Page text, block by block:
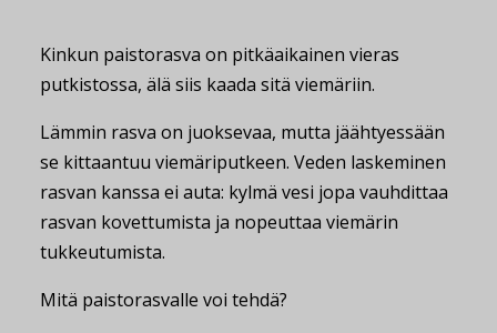
Kinkun paistorasva on pitkäaikainen vieras
putkistossa, älä siis kaada sitä viemäriin.
Lämmin rasva on juoksevaa, mutta jäähtyessään
se kittaantuu viemäriputkeen. Veden laskeminen
rasvan kanssa ei auta: kylmä vesi jopa vauhdittaa
rasvan kovettumista ja nopeuttaa viemärin
tukkeutumista.
Mitä paistorasvalle voi tehdä?